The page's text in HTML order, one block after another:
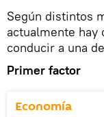
Según distintos
actualmente hay
conducir a una
Primer factor
Economía